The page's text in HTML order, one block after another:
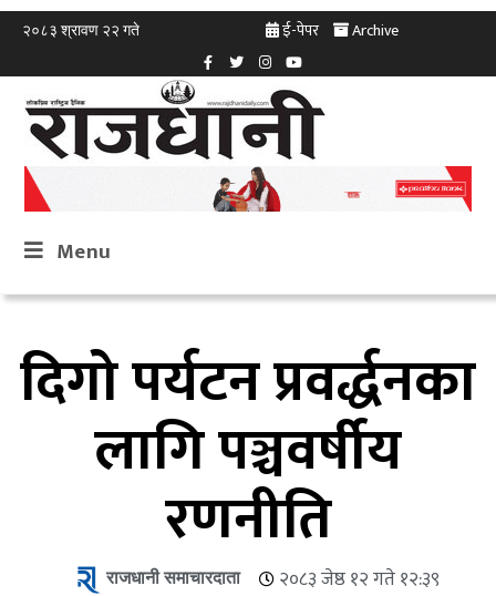
२०८३ श्रावण २२ गते ई-पेपर Archive
Menu
दिगो पर्यटन प्रवर्द्धनका
लागि पञ्चवर्षीय
रणनीति
राजधानी समाचारदाता २०८३ जेष्ठ १२ गते १२:३९